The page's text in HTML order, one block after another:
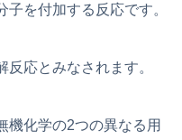
を付加する反応です。
応とみなされます。
機化学の2つの異なる用